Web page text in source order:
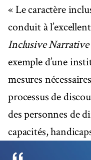
« Le caractère
conduit à
Inclusive Narrative
exemple d’une
mesures
processus de
des personnes de
capacités,